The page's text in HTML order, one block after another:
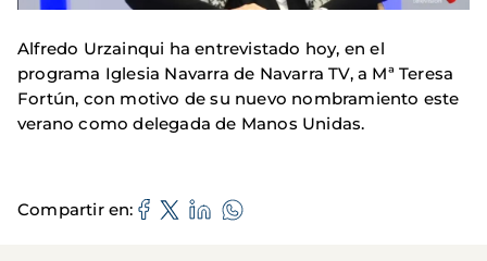
Alfredo Urzainqui ha entrevistado hoy, en el
programa Iglesia Navarra de Navarra TV, a Mª Teresa
Fortún, con motivo de su nuevo nombramiento este
verano como delegada de Manos Unidas.
Compartir en